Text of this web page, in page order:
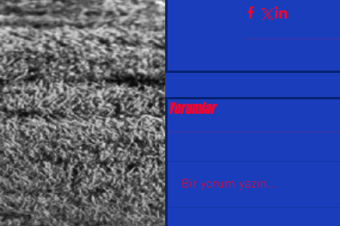
Yorumlar
Bir yorum yazın...